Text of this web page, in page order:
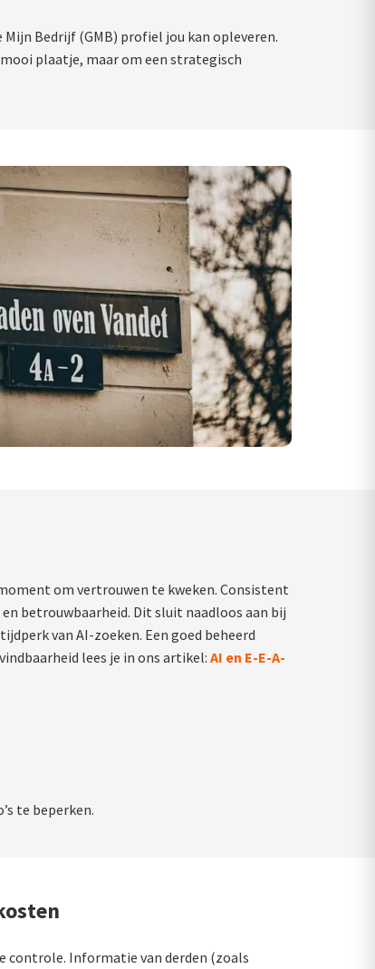
Bedrijf (GMB) profiel jou kan opleveren.
plaatje, maar om een strategisch
om vertrouwen te kweken. Consistent
betrouwbaarheid. Dit sluit naadloos aan bij
van AI-zoeken. Een goed beheerd
lees je in ons artikel: AI en E-E-A-
te beperken.
controle. Informatie van derden (zoals